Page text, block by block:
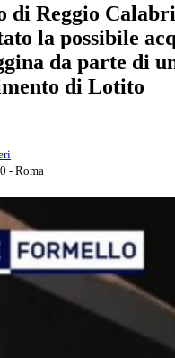
di Reggio
la possibile
da parte di
di Lotito
- Roma